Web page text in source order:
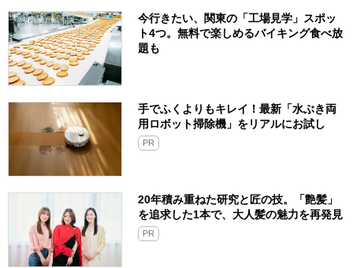
今行きたい、関東の「工場見学」スポッ
ト4つ。無料で楽しめるバイキング食べ放
題も
手でふくよりもキレイ！最新「水ぶき両
用ロボット掃除機」をリアルにお試し
PR
20年積み重ねた研究と匠の技。「艶髪」
を追求した1本で、大人髪の魅力を再発見
PR